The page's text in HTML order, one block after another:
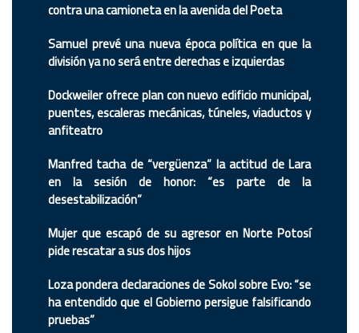
contra una camioneta en la avenida del Poeta
Samuel prevé una nueva época política en que la
división ya no será entre derechas e izquierdas
Dockweiler ofrece plan con nuevo edificio municipal,
puentes, escaleras mecánicas, túneles, viaductos y
anfiteatro
Manfred tacha de “vergüenza” la actitud de Lara
en la sesión de honor: “es parte de la
desestabilización”
Mujer que escapó de su agresor en Norte Potosí
pide rescatar a sus dos hijos
Loza pondera declaraciones de Sokol sobre Evo: “se
ha entendido que el Gobierno persigue falsificando
pruebas”